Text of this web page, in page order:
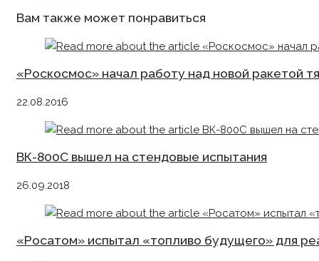
Вам также может понравиться
«Роскосмос» начал работу над новой ракетой
22.08.2016
ВК-800С вышел на стендовые испытания
26.09.2018
«Росатом» испытал «топливо будущего» для